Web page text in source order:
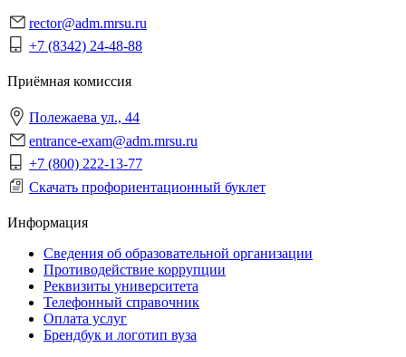
rector@adm.mrsu.ru
+7 (8342) 24-48-88
Приёмная комиссия
Полежаева ул., 44
entrance-exam@adm.mrsu.ru
+7 (800) 222-13-77
Скачать профориентационный буклет
Информация
Сведения об образовательной организации
Противодействие коррупции
Реквизиты университета
Телефонный справочник
Оплата услуг
Брендбук и логотип вуза